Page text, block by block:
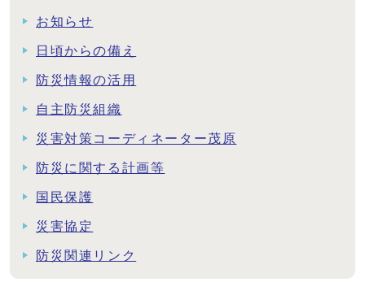
お知らせ
日頃からの備え
防災情報の活用
自主防災組織
災害対策コーディネーター茂原
防災に関する計画等
国民保護
災害協定
防災関連リンク